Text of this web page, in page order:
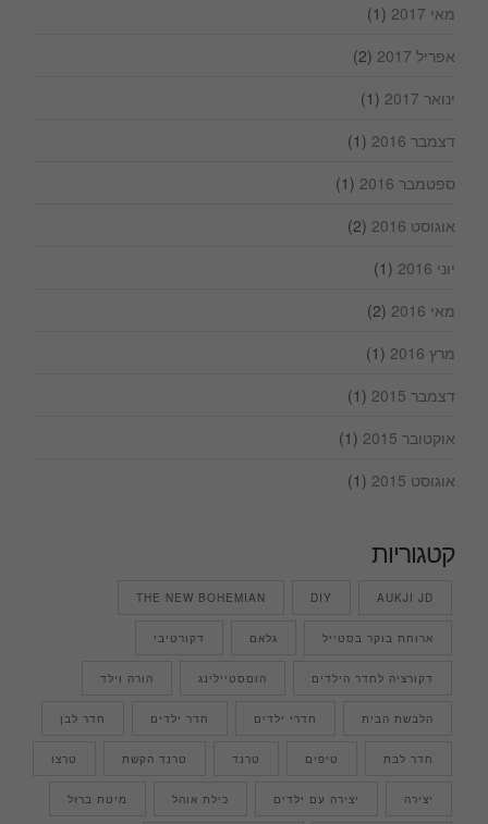
מאי 2017
(1)
אפריל 2017
(2)
ינואר 2017
(1)
דצמבר 2016
(1)
ספטמבר 2016
(1)
אוגוסט 2016
(2)
יוני 2016
(1)
מאי 2016
(2)
מרץ 2016
(1)
דצמבר 2015
(1)
אוקטובר 2015
(1)
אוגוסט 2015
(1)
קטגוריות
AUKJI JD
DIY
THE NEW BOHEMIAN
ארוחת בוקר בסטייל גלאם דקורטיבי
דקורציה לחדר הילדים הוםסטיילינג הורה וילד
הלבשת הבית חדרי ילדים חדר ילדים חדר לבן
חדר לבת טיפים טרנד טרנד הקשת טרצו
יצירה יצירה עם ילדים כילת אוהל מיטת ברזל